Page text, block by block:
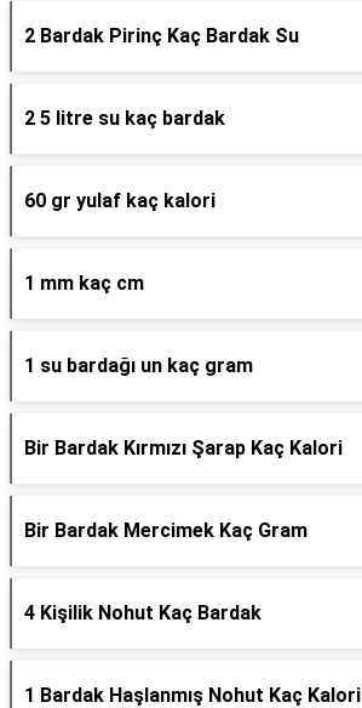
2 Bardak Pirinç Kaç Bardak Su
2 5 litre su kaç bardak
60 gr yulaf kaç kalori
1 mm kaç cm
1 su bardağı un kaç gram
Bir Bardak Kırmızı Şarap Kaç Kalori
Bir Bardak Mercimek Kaç Gram
4 Kişilik Nohut Kaç Bardak
1 Bardak Haşlanmış Nohut Kaç Kalori